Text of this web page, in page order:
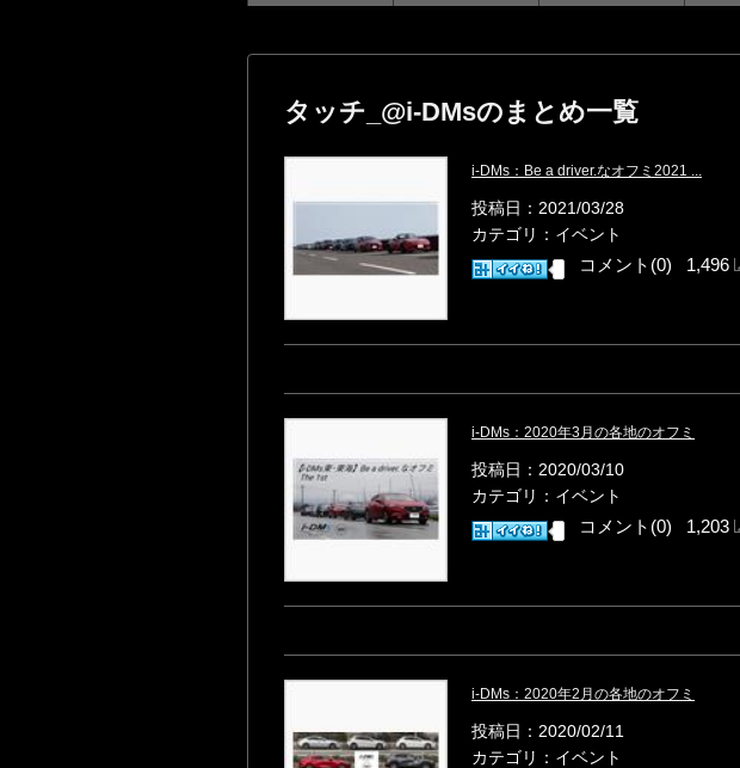
タッチ_@i-DMsのまとめ一覧
i-DMs：Be a driver.なオフミ2021 ...
投稿日：2021/03/28
カテゴリ：イベント
コメント(0) 1,496
i-DMs：2020年3月の各地のオフミ
投稿日：2020/03/10
カテゴリ：イベント
コメント(0) 1,203
i-DMs：2020年2月の各地のオフミ
投稿日：2020/02/11
カテゴリ：イベント